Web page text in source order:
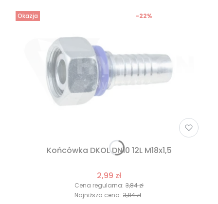
Okazja
Końcówka DKOL DN10 12L M18x1,5
2,99 zł
Cena regularna: 3,84 zł
-22%
Najniższa cena: 3,84 zł